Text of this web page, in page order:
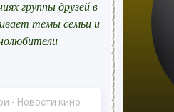
группы друзей в
темы семьи и
- Новости кино